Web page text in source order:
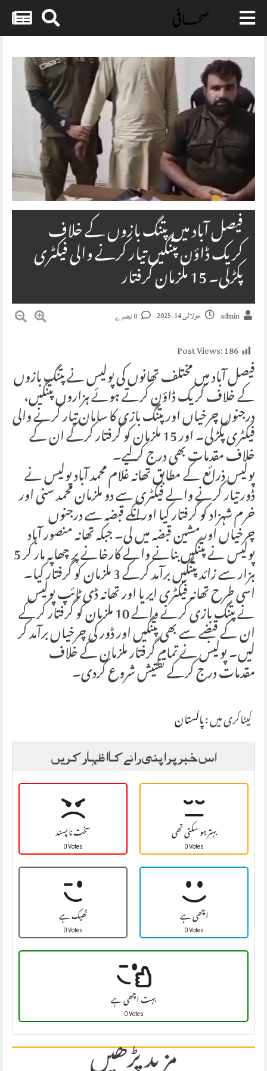
Skip
content
فیصل آباد میں پتنگ بازوں کے خلاف
کریک ڈاؤن پتنگیں تیار کرنے والی فیکٹری
پکڑلی۔ 15 ملزمان گرفتار
admin جولائی 14, 2025
Post Views:186
فیصل آباد میں مختلف تھانوں کی پولیس نے پتنگ بازوں
کے خلاف کریک ڈاؤن کرتے ہوئے ہزاروں پتنگیں،
درجنوں چرخیاں اور پتنگ بازی کا سامان تیار کرنے والی
فیکٹری پکڑلی۔ اور 15 ملزمان کو گرفتار کرکے ان کےخلاف مقدمات بھی درج کر لیے۔
پولیس ذرائع کے مطابق تھانہ غلام محمد آباد پولیس نے
ڈور تیار کرنے والے فیکٹری سے دو ملزمان محمد سنی اور
خرم شہزاد کو گرفتار کیا اور انکے قبضہ سے درجنوں
چرخیاں اور مشین قبضہ میں لی۔ جبکہ تھانہ منصور آبادپولیس نے پتنگیں بنانے والے کارخانے پر چھاپہ مار کر 5ہزار سے زائد پتنگیں برآمد کرکے 3 ملزمان کو گرفتار کیا۔
اسی طرح تھانہ فیکٹری ایریا اور تھانہ ڈی ٹائپ پولیس
نے پتنگ بازی کرنے والے 10 ملزمان کو گرفتار کرکے
ان کے قبضے سے بھی پتنگیں اور ڈور کی چرخیاں برآمد کر
لیں۔ پولیس نے تمام گرفتار ملزمان کے خلاف
مقدمات درج کرکے تفتیش شروع کردی۔
کیٹاگری میں :پاکستان
اس خبر پر اپنی رائے کا اظہار کریں
سخت نا پسند
0 Votes بہتر ہو سکتی تھی
0 Votes
ٹھیک ہے
0 Votes اچھی ہے
0 Votes
بہت اچھی ہے
0 Votes